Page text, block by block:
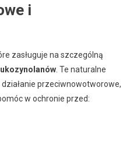
i
zasługuje na szczególną
. Te naturalne
przeciwnowotworowe,
w ochronie przed: